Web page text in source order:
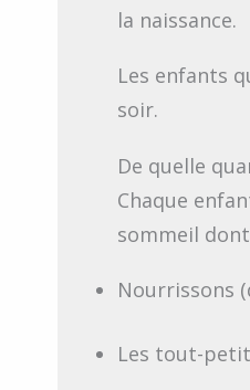
la naissance.
Les enfants
soir.
De quelle
Chaque
sommeil
Nourrissons
Les tout-